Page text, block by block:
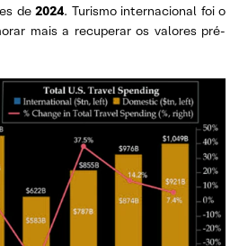
de 2024. Turismo internacional foi o
mais a recuperar os valores pré-